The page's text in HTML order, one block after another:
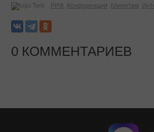
Теги: РИФ Конференции Клиентам
0 КОММЕНТАРИЕВ